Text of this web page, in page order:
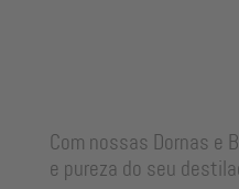
Com nossas Dornas e
e pureza do seu